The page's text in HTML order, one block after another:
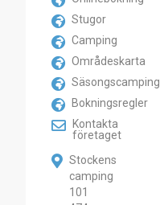
Stugor
Camping
Områdeskarta
Säsongscamping
Bokningsregler
Kontakta
företaget
Stockens
camping
101